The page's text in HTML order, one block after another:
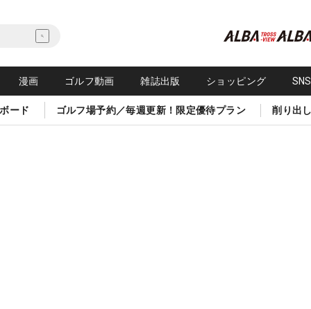
漫画 ゴルフ動画 雑誌出版 ショッピング
ード ゴルフ場予約／毎週更新！限定優待プラン 削り出